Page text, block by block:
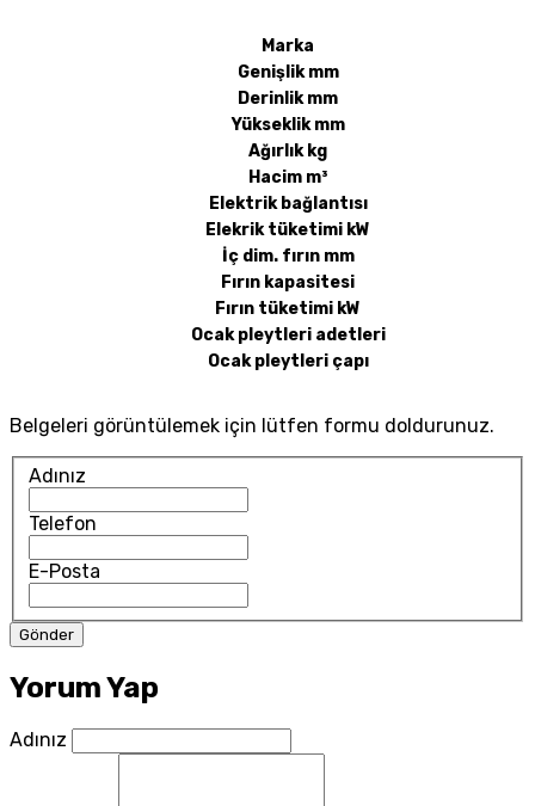
Marka
Genişlik mm
Derinlik mm
Yükseklik mm
Ağırlık kg
Hacim m³
Elektrik bağlantısı
Elekrik tüketimi kW
İç dim. fırın mm
Fırın kapasitesi
Fırın tüketimi kW
Ocak pleytleri adetleri
Ocak pleytleri çapı
Belgeleri görüntülemek için lütfen formu doldurunuz.
Adınız
Telefon
E-Posta
Yorum Yap
Adınız